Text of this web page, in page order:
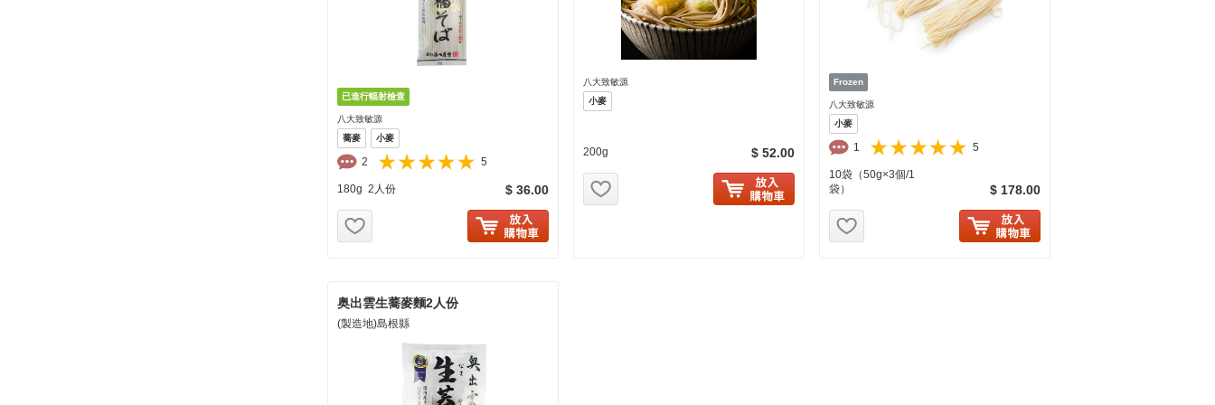
八大致敏源
蕎麥
小麥
2 5
180g 2人份 $ 36.00
八大致敏源
小麥
200g $ 52.00
八大致敏源
小麥
1 5
10袋（50g×3個/1
袋）
$ 178.00
奥出雲生蕎麥麵2人份
(製造地)島根縣